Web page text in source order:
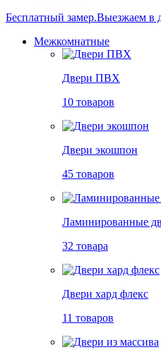
Бесплатный замер.Выезжаем в
Межкомнатные
Двери ПВХ
10 товаров
Двери экошпон
45 товаров
Ламинированные
32 товара
Двери хард флекс
11 товаров